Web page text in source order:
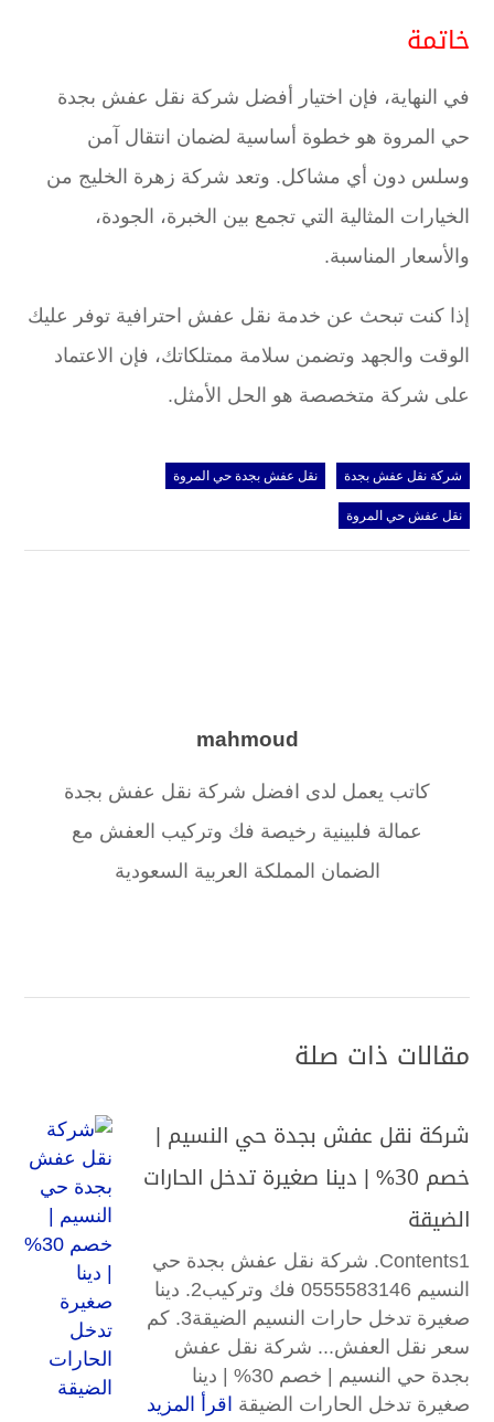
خاتمة
في النهاية، فإن اختيار أفضل شركة نقل عفش بجدة
حي المروة هو خطوة أساسية لضمان انتقال آمن
وسلس دون أي مشاكل. وتعد شركة زهرة الخليج من
الخيارات المثالية التي تجمع بين الخبرة، الجودة،
والأسعار المناسبة.
إذا كنت تبحث عن خدمة نقل عفش احترافية توفر عليك
الوقت والجهد وتضمن سلامة ممتلكاتك، فإن الاعتماد
على شركة متخصصة هو الحل الأمثل.
شركة نقل عفش بجدة نقل عفش بجدة حي المروة
نقل عفش حي المروة
mahmoud
كاتب يعمل لدى افضل شركة نقل عفش بجدة
عمالة فلبينية رخيصة فك وتركيب العفش مع
الضمان المملكة العربية السعودية
مقالات ذات صلة
شركة نقل عفش بجدة حي النسيم |
خصم 30% | دينا صغيرة تدخل الحارات
الضيقة
Contents1. شركة نقل عفش بجدة حي
النسيم 0555583146 فك وتركيب2. دينا
صغيرة تدخل حارات النسيم الضيقة3. كم
سعر نقل العفش... شركة نقل عفش
بجدة حي النسيم | خصم 30% | دينا
صغيرة تدخل الحارات الضيقة اقرأ المزيد